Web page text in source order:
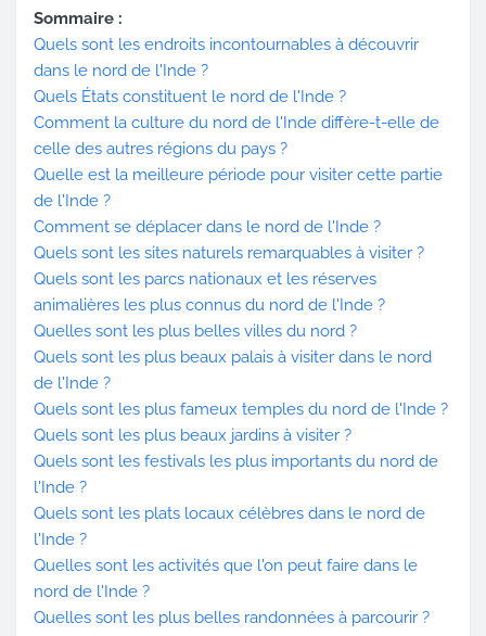
Sommaire :
Quels sont les endroits incontournables à découvrir
dans le nord de l'Inde ?
Quels États constituent le nord de l'Inde ?
Comment la culture du nord de l'Inde diffère-t-elle de
celle des autres régions du pays ?
Quelle est la meilleure période pour visiter cette partie
de l'Inde ?
Comment se déplacer dans le nord de l'Inde ?
Quels sont les sites naturels remarquables à visiter ?
Quels sont les parcs nationaux et les réserves
animalières les plus connus du nord de l'Inde ?
Quelles sont les plus belles villes du nord ?
Quels sont les plus beaux palais à visiter dans le nord
de l'Inde ?
Quels sont les plus fameux temples du nord de l'Inde ?
Quels sont les plus beaux jardins à visiter ?
Quels sont les festivals les plus importants du nord de
l'Inde ?
Quels sont les plats locaux célèbres dans le nord de
l'Inde ?
Quelles sont les activités que l'on peut faire dans le
nord de l'Inde ?
Quelles sont les plus belles randonnées à parcourir ?